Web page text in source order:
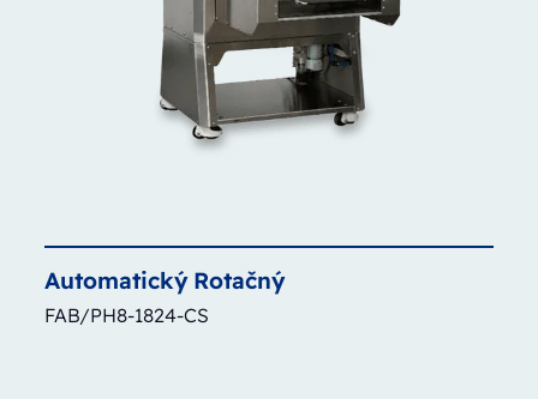
Automatický Rotačný
FAB/PH8-1824-CS